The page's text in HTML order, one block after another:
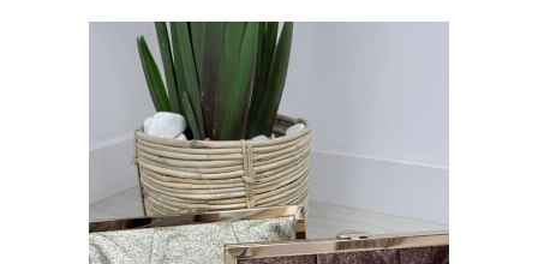
Este producto tiene múltiples variantes. Las opciones se pueden elegir en la página de producto